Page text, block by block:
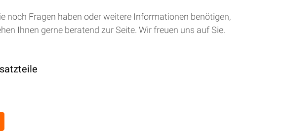
noch Fragen haben oder weitere Informationen benötigen,
Ihnen gerne beratend zur Seite. Wir freuen uns auf Sie.